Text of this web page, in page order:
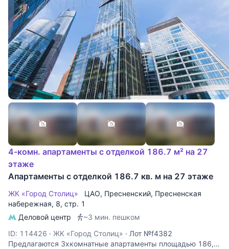
4-комн. апартаменты с отделкой 186.7 м² на 27
этаже
Апартаменты с отделкой 186.7 кв. м на 27 этаже
ЖК «Город Столиц» ЦАО, Пресненский, Пресненская
набережная, 8, стр. 1
Деловой центр
~3 мин. пешком
ID: 114426 · ЖК «Город Столиц» · Лот №f4382
Предлагаются 3хкомнатные апартаменты площадью 186,7